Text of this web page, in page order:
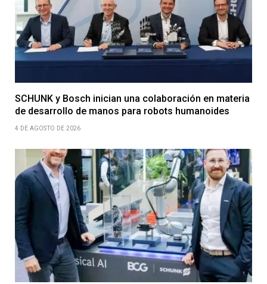
SCHUNK y Bosch inician una colaboración en materia
de desarrollo de manos para robots humanoides
4 DE AGOSTO DE 2026